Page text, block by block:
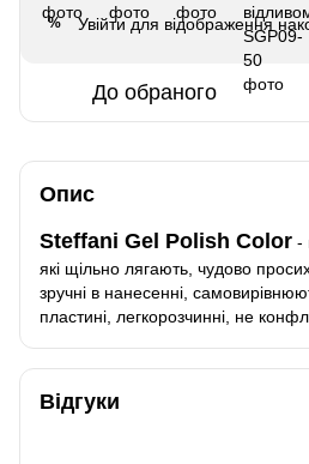
% Увійтидля відображення
До обраного
Опис
Steffani Gel Polish Color -
які щільно лягають, чудово
зручні в нанесенні,
пластині, легкорозчинні, не
Відгуки